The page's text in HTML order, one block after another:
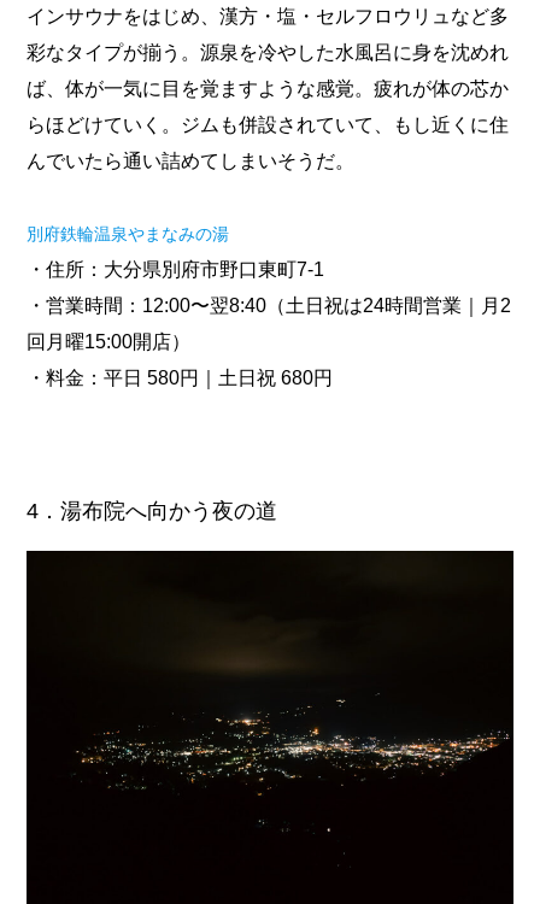
インサウナをはじめ、漢方・塩・セルフロウリュなど多
彩なタイプが揃う。源泉を冷やした水風呂に身を沈めれ
ば、体が一気に目を覚ますような感覚。疲れが体の芯か
らほどけていく。ジムも併設されていて、もし近くに住
んでいたら通い詰めてしまいそうだ。
別府鉄輪温泉やまなみの湯
・住所：大分県別府市野口東町7-1
・営業時間：12:00〜翌8:40（土日祝は24時間営業｜月2
回月曜15:00開店）
・料金：平日 580円｜土日祝 680円
4．湯布院へ向かう夜の道